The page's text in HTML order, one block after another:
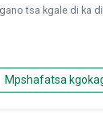
tsa kgale di ka
Mpshafatsa